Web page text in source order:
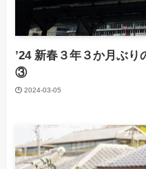
’24 新春３年３か月ぶ
③
2024-03-05